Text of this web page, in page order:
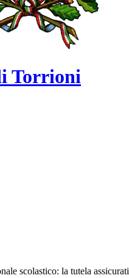
Torrioni
scolastico: la tutela